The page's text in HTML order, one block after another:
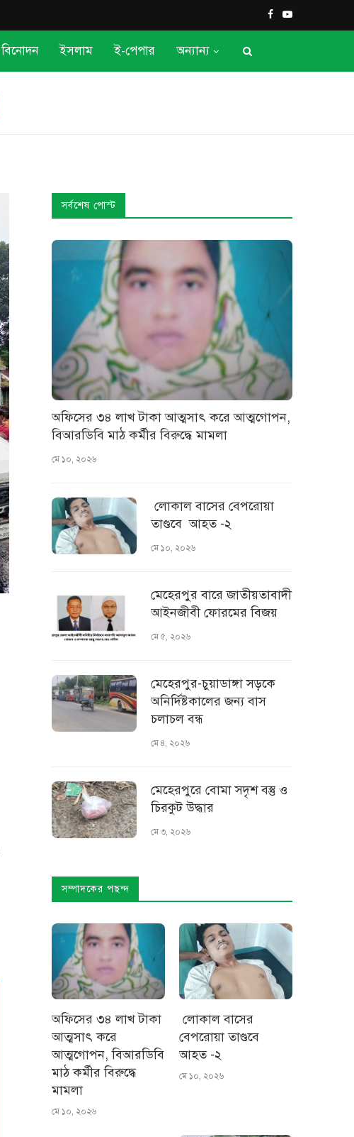
বিনোদন ইসলাম ই-পেপার অন্যান্য
সর্বশেষ পোস্ট
অফিসের ৩৪ লাখ টাকা আত্মসাৎ করে আত্মগোপন,
বিআরডিবি মাঠ কর্মীর বিরুদ্ধে মামলা
মে ১০, ২০২৬
লোকাল বাসের বেপরোয়া
তাণ্ডবে আহত -২
মে ১০, ২০২৬
মেহেরপুর বারে জাতীয়তাবাদী
আইনজীবী ফোরমের বিজয়
মে ৫, ২০২৬
মেহেরপুর-চুয়াডাঙ্গা সড়কে
অনির্দিষ্টকালের জন্য বাস
চলাচল বন্ধ
মে ৪, ২০২৬
মেহেরপুরে বোমা সদৃশ বস্তু ও
চিরকুট উদ্ধার
মে ৩, ২০২৬
সম্পাদকের পছন্দ
অফিসের ৩৪ লাখ টাকা
আত্মসাৎ করে
আত্মগোপন, বিআরডিবি
মাঠ কর্মীর বিরুদ্ধে
মামলা
মে ১০, ২০২৬
লোকাল বাসের
বেপরোয়া তাণ্ডবে
আহত -২
মে ১০, ২০২৬